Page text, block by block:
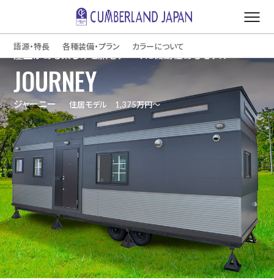
語源・特長 各種装備・プラン カラーについて
屋上がある楽しみと旅をテーマに機動性あるモデル
JOURNEY
ジャーニー 住居モデル 1,375万円～